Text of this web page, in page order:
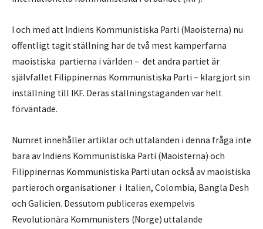
I och med att Indiens Kommunistiska Parti (Maoisterna) nu
offentligt tagit ställning har de två mest kamperfarna
maoistiska partierna i världen – det andra partiet är
självfallet Filippinernas Kommunistiska Parti – klargjort sin
inställning till IKF. Deras ställningstaganden var helt
förväntade.
Numret innehåller artiklar och uttalanden i denna fråga inte
bara av Indiens Kommunistiska Parti (Maoisterna) och
Filippinernas Kommunistiska Parti utan också av maoistiska
partieroch organisationer i Italien, Colombia, Bangla Desh
och Galicien. Dessutom publiceras exempelvis
Revolutionära Kommunisters (Norge) uttalande